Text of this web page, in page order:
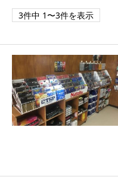
3件中 1〜3件を表示